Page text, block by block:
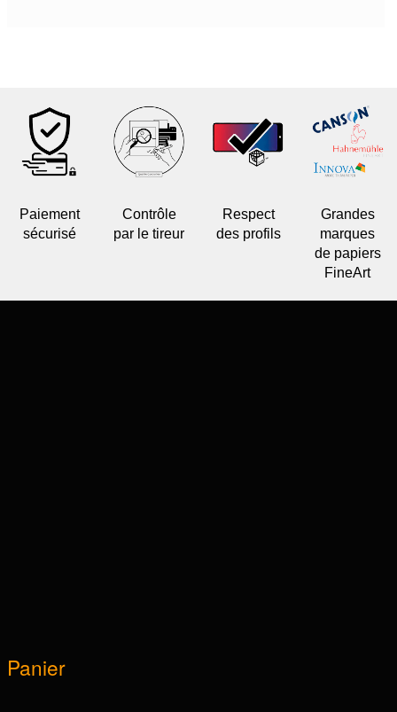
Paiement
sécurisé
Contrôle
par le tireur
Respect
des profils
Grandes
marques
de papiers
FineArt
Panier